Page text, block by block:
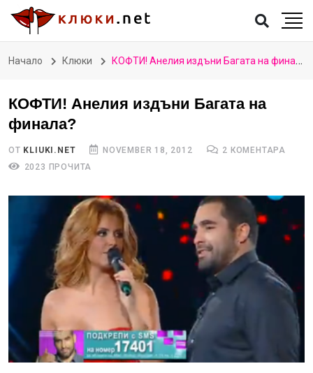
Начало Клюки КОФТИ! Анелия издъни Багата на финала?
КОФТИ! Анелия издъни Багата на
финала?
ОТ KLIUKI.NET NOVEMBER 18, 2012
2 КОМЕНТАРА
2023 ПРОЧИТА